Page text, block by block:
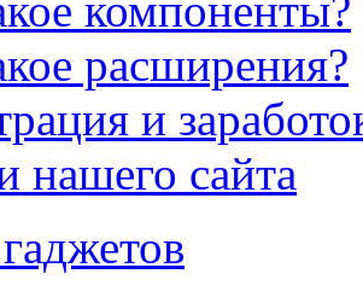
расширения?
и
нашего сайта